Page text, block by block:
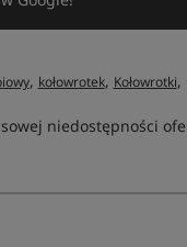
, kołowrotek, Kołowrotki,
niedostępności